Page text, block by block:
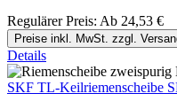
Regulärer Preis: Ab 24,53 €
Preise inkl. MwSt. zzgl.
Details
SKF TL-Keilriemenscheibe